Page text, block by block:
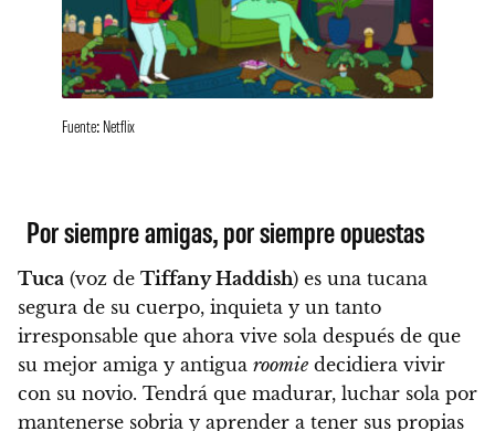
Fuente: Netflix
Por siempre amigas, por siempre opuestas
Tuca (voz de Tiffany Haddish) es una tucana
segura de su cuerpo, inquieta y un tanto
irresponsable que ahora vive sola después de que
su mejor amiga y antigua roomie decidiera vivir
con su novio. Tendrá que madurar, luchar sola por
mantenerse sobria y aprender a tener sus propias